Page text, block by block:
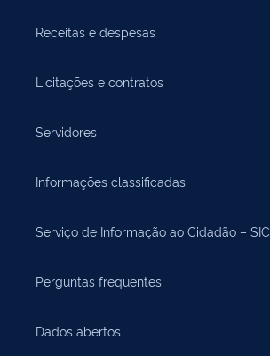
Receitas e despesas
Licitações e contratos
Servidores
Informações classificadas
Serviço de Informação ao Cidadão – SIC
Perguntas frequentes
Dados abertos